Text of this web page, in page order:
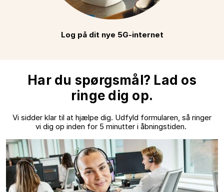
Log på dit nye 5G-internet
Har du spørgsmål? Lad os
ringe dig op.
Vi sidder klar til at hjælpe dig. Udfyld formularen, så ringer
vi dig op inden for 5 minutter i åbningstiden.